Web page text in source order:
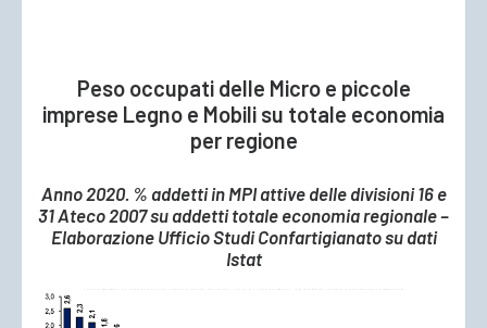
Peso occupati delle Micro e piccole
imprese Legno e Mobili su totale economia
per regione
Anno 2020. % addetti in MPI attive delle divisioni 16 e
31 Ateco 2007 su addetti totale economia regionale –
Elaborazione Ufficio Studi Confartigianato su dati
Istat